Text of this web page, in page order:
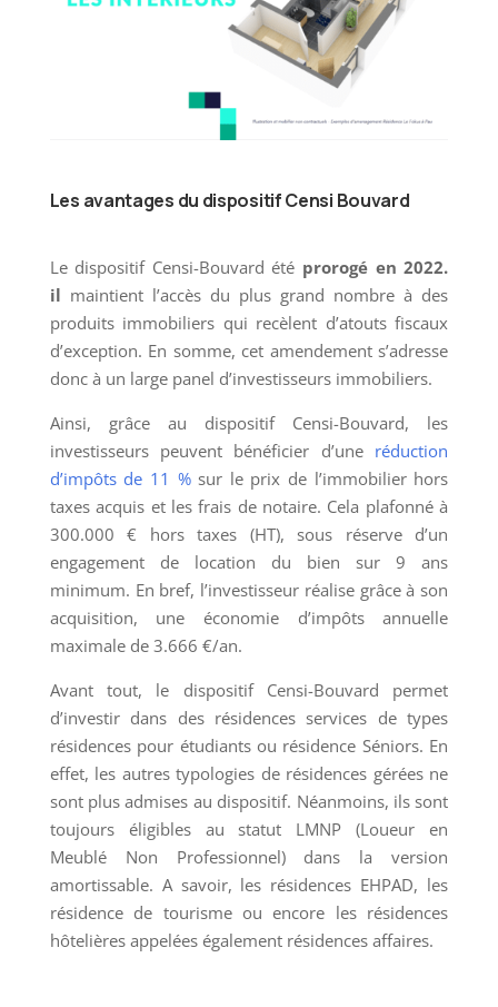
Les avantages du dispositif Censi Bouvard
Le dispositif Censi-Bouvard été prorogé en 2022.
il maintient l’accès du plus grand nombre à des
produits immobiliers qui recèlent d’atouts fiscaux
d’exception. En somme, cet amendement s’adresse
donc à un large panel d’investisseurs immobiliers.
Ainsi, grâce au dispositif Censi-Bouvard, les
investisseurs peuvent bénéficier d’une réduction
d’impôts de 11 %sur le prix de l’immobilier hors
taxes acquis et les frais de notaire. Cela plafonné à
300.000 € hors taxes (HT), sous réserve d’un
engagement de location du bien sur 9 ans
minimum. En bref, l’investisseur réalise grâce à son
acquisition, une économie d’impôts annuelle
maximale de 3.666 €/an.
Avant tout, le dispositif Censi-Bouvard permet
d’investir dans des résidences services de types
résidences pour étudiants ou résidence Séniors. En
effet, les autres typologies de résidences gérées ne
sont plus admises au dispositif. Néanmoins, ils sont
toujours éligibles au statut LMNP (Loueur en
Meublé Non Professionnel) dans la version
amortissable. A savoir, les résidences EHPAD, les
résidence de tourisme ou encore les résidences
hôtelières appelées également résidences affaires.